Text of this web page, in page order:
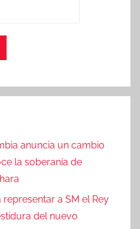
anuncia un cambio
la soberanía de
a SM el Rey
del nuevo